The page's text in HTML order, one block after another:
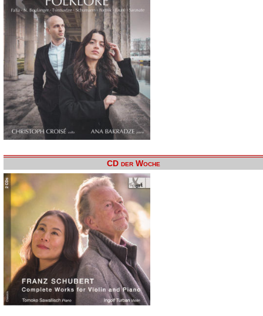
CD der Woche